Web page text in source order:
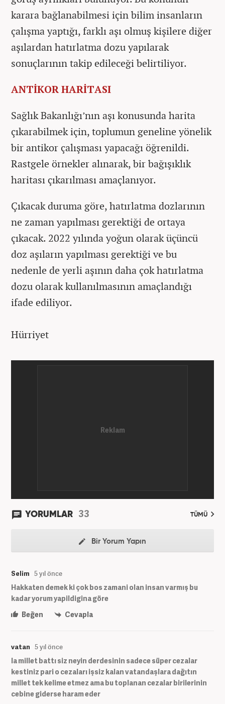
karara bağlanabilmesi için bilim insanların
çalışma yaptığı, farklı aşı olmuş kişilere diğer
aşılardan hatırlatma dozu yapılarak
sonuçlarının takip edileceği belirtiliyor.
ANTİKOR HARİTASI
Sağlık Bakanlığı’nın aşı konusunda harita
çıkarabilmek için, toplumun geneline yönelik
bir antikor çalışması yapacağı öğrenildi.
Rastgele örnekler alınarak, bir bağışıklık
haritası çıkarılması amaçlanıyor.
Çıkacak duruma göre, hatırlatma dozlarının
ne zaman yapılması gerektiği de ortaya
çıkacak. 2022 yılında yoğun olarak üçüncü
doz aşıların yapılması gerektiği ve bu
nedenle de yerli aşının daha çok hatırlatma
dozu olarak kullanılmasının amaçlandığı
ifade ediliyor.
Hürriyet
YORUMLAR 33 TÜMÜ
Bir Yorum Yapın
Selim 5 yıl önce
Hakkaten demek ki çok bos zamani olan insan varmış bu
kadar yorum yapildigina göre
Beğen
Cevapla
vatan 5 yıl önce
la millet battı siz neyin derdesinin sadece süper cezalar
kestiniz pari o cezaları işsiz kalan vatandaşlara dağıtın
millet tek kelime etmez ama bu toplanan cezalar birilerinin
cebine giderse haram eder